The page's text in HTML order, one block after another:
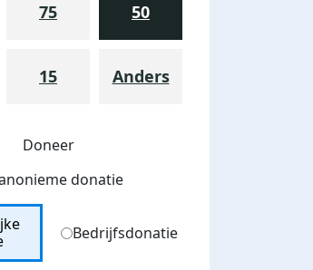
75 50
15 Anders
Doneer
donatie
Bedrijfsdonatie